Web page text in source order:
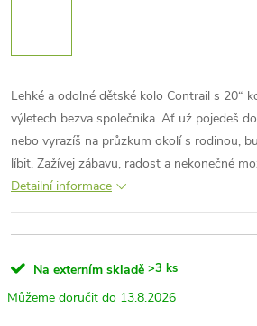
Lehké a odolné dětské kolo Contrail s 20“
výletech bezva společníka. Ať už pojedeš
nebo vyrazíš na průzkum okolí s rodinou,
líbit. Zažívej zábavu, radost a nekonečné
Detailní informace
Na externím skladě >3 ks
13.8.2026